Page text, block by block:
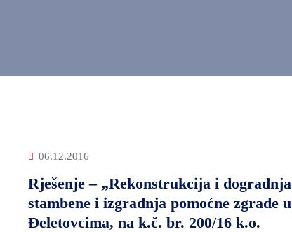
06.12.2016
Rješenje – „Rekonstrukcija i dogradnja
stambene i izgradnja pomoćne zgrade u
Đeletovcima, na k.č. br. 200/16 k.o.